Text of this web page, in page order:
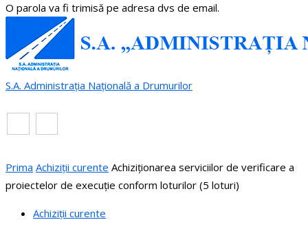
O parola va fi trimisă pe adresa dvs de email.
S.A. Administrația Națională a Drumurilor
Prima Achiziții curente Achiziționarea serviciilor de verificare a
proiectelor de execuție conform loturilor (5 loturi)
Achiziții curente